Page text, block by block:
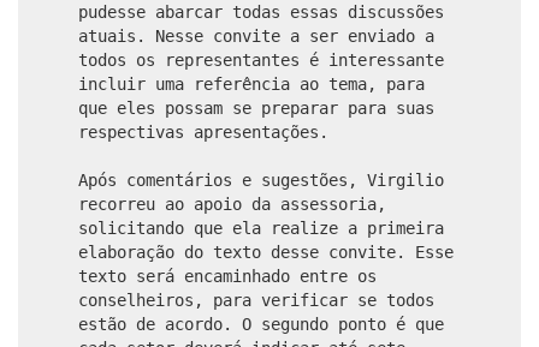
pudesse abarcar todas essas discussões
atuais. Nesse convite a ser enviado a
todos os representantes é interessante
incluir uma referência ao tema, para
que eles possam se preparar para suas
respectivas apresentações.
Após comentários e sugestões, Virgilio
recorreu ao apoio da assessoria,
solicitando que ela realize a primeira
elaboração do texto desse convite. Esse
texto será encaminhado entre os
conselheiros, para verificar se todos
estão de acordo. O segundo ponto é que